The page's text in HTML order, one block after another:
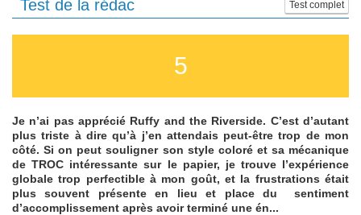
Test complet
Test de la rédac
5
Je n’ai pas apprécié Ruffy and the Riverside. C’est d’autant
plus triste à dire qu’à j’en attendais peut-être trop de mon
côté. Si on peut souligner son style coloré et sa mécanique
de TROC intéressante sur le papier, je trouve l’expérience
globale trop perfectible à mon goût, et la frustrations était
plus souvent présente en lieu et place du sentiment
d’accomplissement après avoir terminé une én...